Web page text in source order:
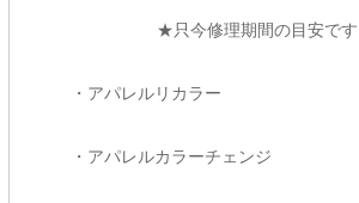
★只今修理期間の目安です
・アパレルリカラー
・アパレルカラーチェン